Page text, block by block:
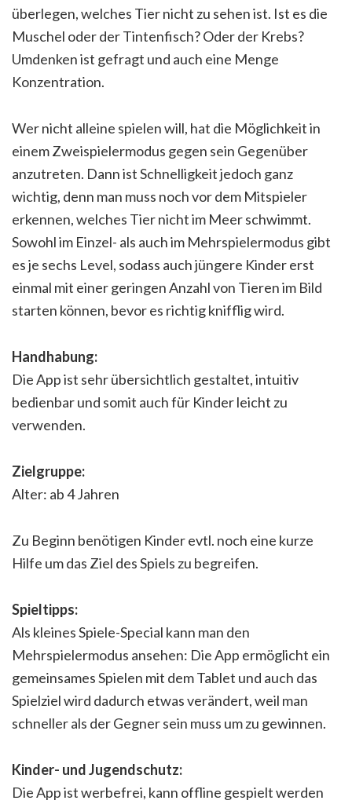
überlegen, welches Tier nicht zu sehen ist. Ist es die
Muschel oder der Tintenfisch? Oder der Krebs?
Umdenken ist gefragt und auch eine Menge
Konzentration.
Wer nicht alleine spielen will, hat die Möglichkeit in
einem Zweispielermodus gegen sein Gegenüber
anzutreten. Dann ist Schnelligkeit jedoch ganz
wichtig, denn man muss noch vor dem Mitspieler
erkennen, welches Tier nicht im Meer schwimmt.
Sowohl im Einzel- als auch im Mehrspielermodus gibt
es je sechs Level, sodass auch jüngere Kinder erst
einmal mit einer geringen Anzahl von Tieren im Bild
starten können, bevor es richtig knifflig wird.
Handhabung:
Die App ist sehr übersichtlich gestaltet, intuitiv
bedienbar und somit auch für Kinder leicht zu
verwenden.
Zielgruppe:
Alter: ab 4 Jahren
Zu Beginn benötigen Kinder evtl. noch eine kurze
Hilfe um das Ziel des Spiels zu begreifen.
Spieltipps:
Als kleines Spiele-Special kann man den
Mehrspielermodus ansehen: Die App ermöglicht ein
gemeinsames Spielen mit dem Tablet und auch das
Spielziel wird dadurch etwas verändert, weil man
schneller als der Gegner sein muss um zu gewinnen.
Kinder- und Jugendschutz:
Die App ist werbefrei, kann offline gespielt werden